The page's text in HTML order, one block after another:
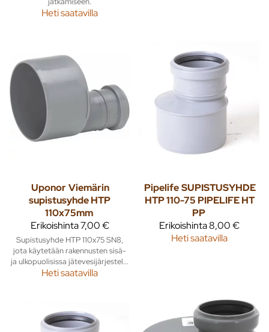
Heti saatavilla
UponorViemärin
supistusyhde HTP
110x75mm
Erikoishinta7,00 €
Supistusyhde HTP 110x75 SN8,
jota käytetään rakennusten sisä-
ja ulkopuolisissa jätevesijärjestel...
Heti saatavilla
PipelifeSUPISTUSYHDE
HTP 110-75 PIPELIFE HT
PP
Erikoishinta8,00 €
Heti saatavilla